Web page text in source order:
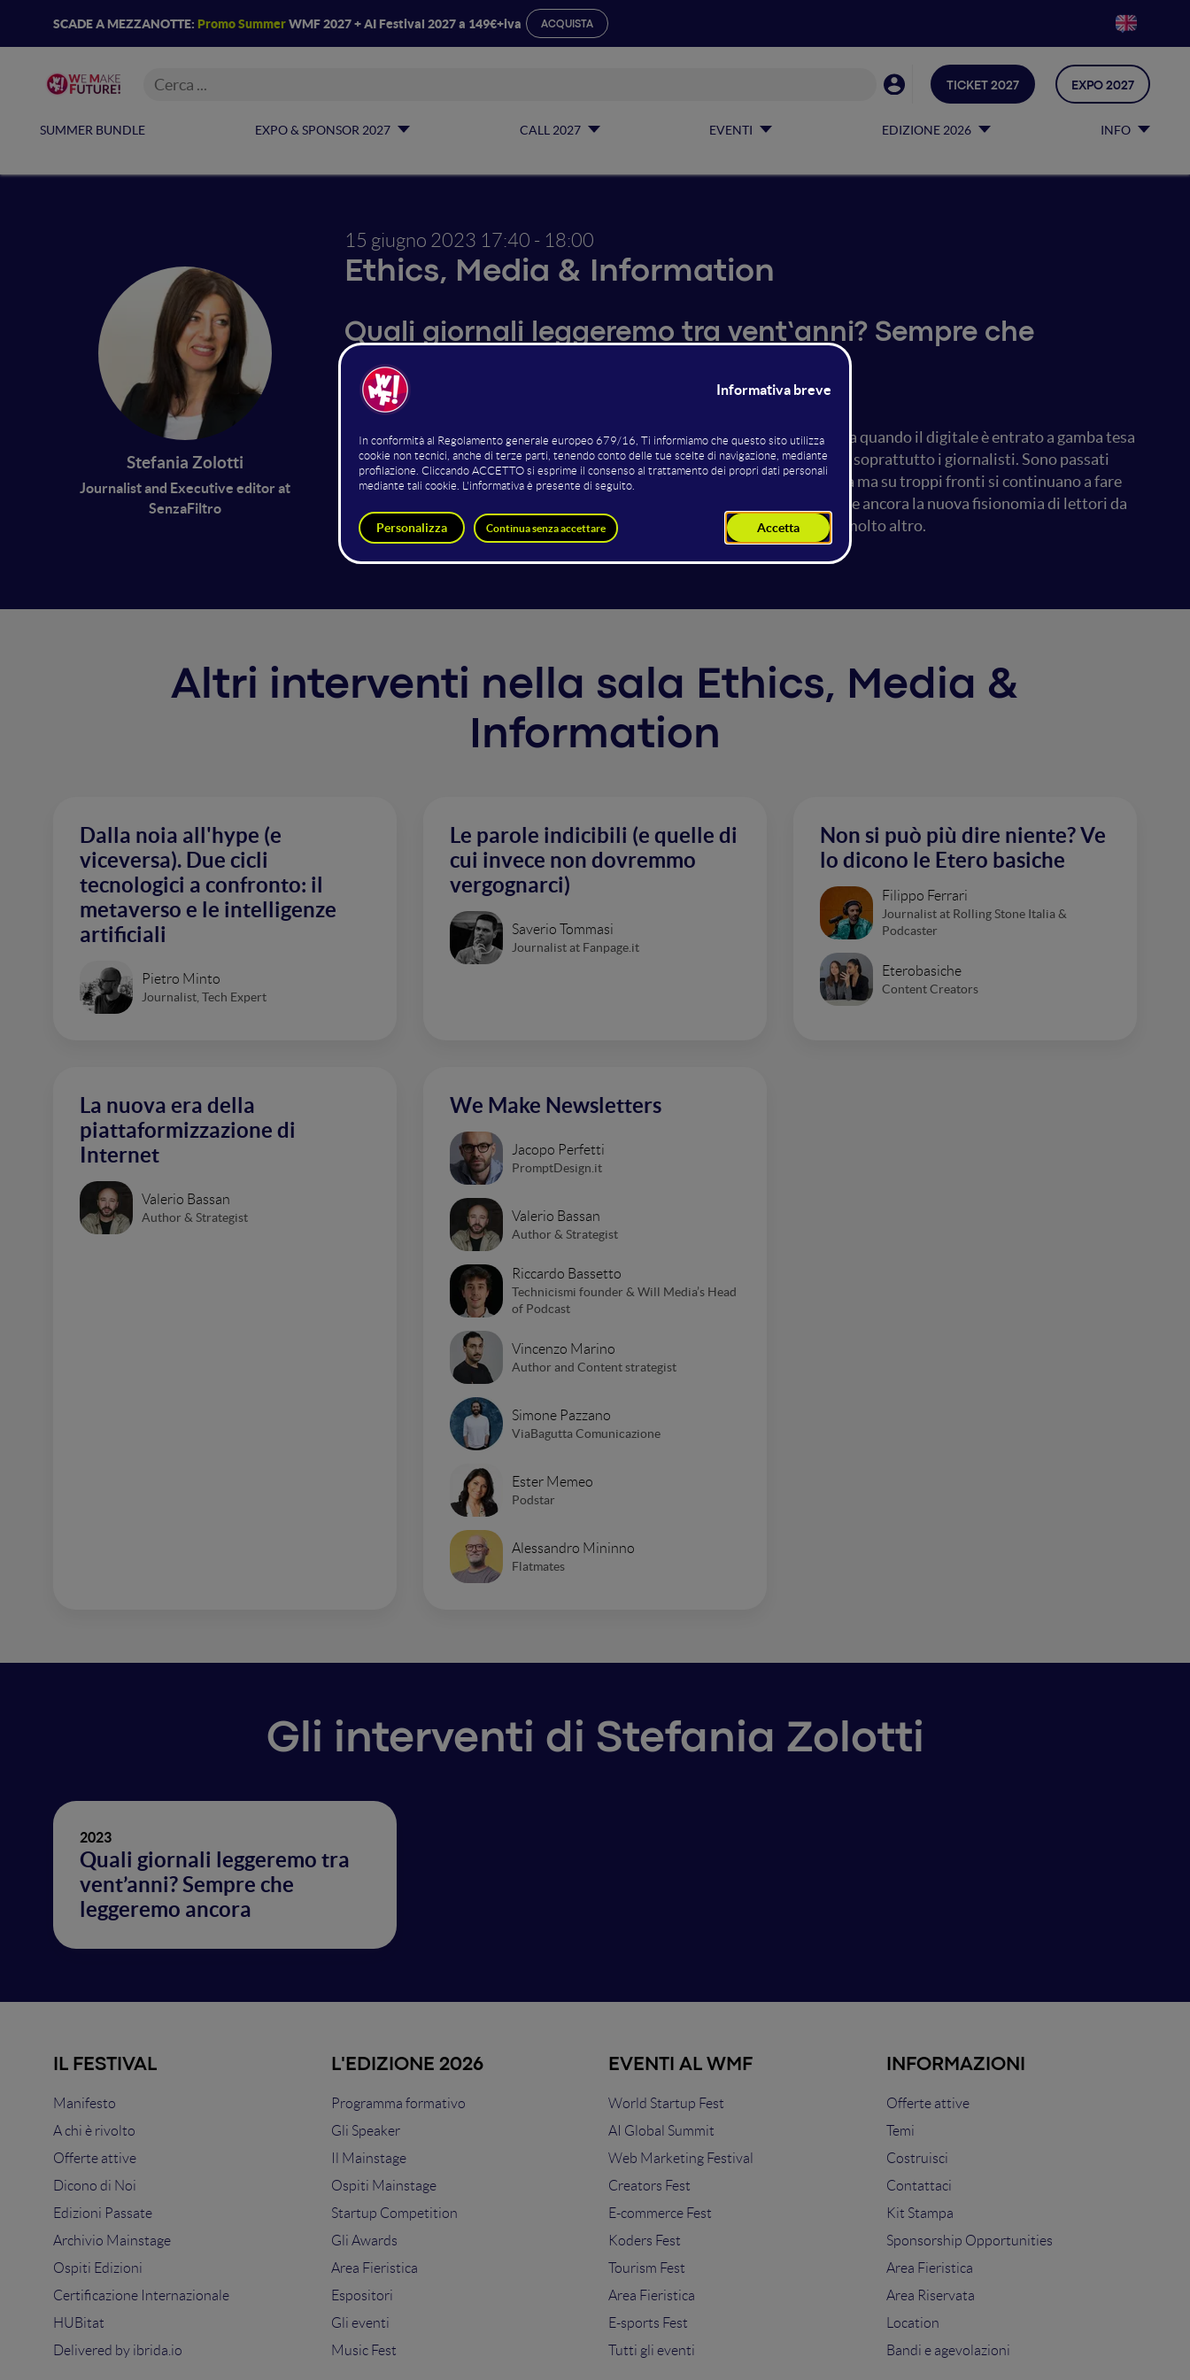
SCADE A MEZZANOTTE: Promo SummerWMF 2027 + AI Festival 2027 a 149€+iva ACQUISTA
SUMMER BUNDLE EXPO & SPONSOR 2027 CALL 2027 EVENTI EDIZIONE 2026 INFO
TICKET 2027 EXPO 2027
Stefania Zolotti
Journalist and Executive editor at
SenzaFiltro
15 giugno 2023 17:40 - 18:00
Ethics, Media & Information
Quali giornali leggeremo tra vent’anni? Sempre che
leggeremo ancora
I giornali hanno bisogno dei lettori, non più il contrario. È cambiato tutto da quando il digitale è entrato a gamba tesa
nel mondo dell’informazione trovando impreparati gli editori, le redazioni, soprattutto i giornalisti. Sono passati
almeno dieci anni da quando il vento forte ha iniziato a tirare anche in Italia ma su troppi fronti si continuano a fare
gli stessi errori, a confondere il mezzo con lo scopo e a non saper individuare ancora la nuova fisionomia di lettori da
qui a un prossimo futuro. Questione d’età, questione anagrafica? Anche, e molto altro.
Altri interventi nella sala Ethics, Media &
Information
Dalla noia all'hype (e
viceversa). Due cicli
tecnologici a confronto: il
metaverso e le intelligenze
artificiali
Pietro Minto
Journalist, Tech Expert
Le parole indicibili (e quelle di
cui invece non dovremmo
vergognarci)
Saverio Tommasi
Journalist at Fanpage.it
Non si può più dire niente? Ve
lo dicono le Etero basiche
Filippo Ferrari
Journalist at Rolling Stone Italia &
Podcaster
Eterobasiche
Content Creators
La nuova era della
piattaformizzazione di
Internet
Valerio Bassan
Author & Strategist
We Make Newsletters
Jacopo Perfetti
PromptDesign.it
Valerio Bassan
Author & Strategist
Riccardo Bassetto
Technicismi founder & Will Media’s Head
of Podcast
Vincenzo Marino
Author and Content strategist
Simone Pazzano
ViaBagutta Comunicazione
Ester Memeo
Podstar
Alessandro Mininno
Flatmates
Gli interventi di Stefania Zolotti
2023
Quali giornali leggeremo tra
vent’anni? Sempre che
leggeremo ancora
IL FESTIVAL
Manifesto
A chi è rivolto
Offerte attive
Dicono di Noi
Edizioni Passate
Archivio Mainstage
Ospiti Edizioni
Certificazione Internazionale
HUBitat
Delivered by ibrida.io
L'EDIZIONE 2026
Programma formativo
Gli Speaker
Il Mainstage
Ospiti Mainstage
Startup Competition
Gli Awards
Area Fieristica
Espositori
Gli eventi
Music Fest
EVENTI AL WMF
World Startup Fest
AI Global Summit
Web Marketing Festival
Creators Fest
E-commerce Fest
Koders Fest
Tourism Fest
Area Fieristica
E-sports Fest
Tutti gli eventi
INFORMAZIONI
Offerte attive
Temi
Costruisci
Contattaci
Kit Stampa
Sponsorship Opportunities
Area Fieristica
Area Riservata
Location
Bandi e agevolazioni